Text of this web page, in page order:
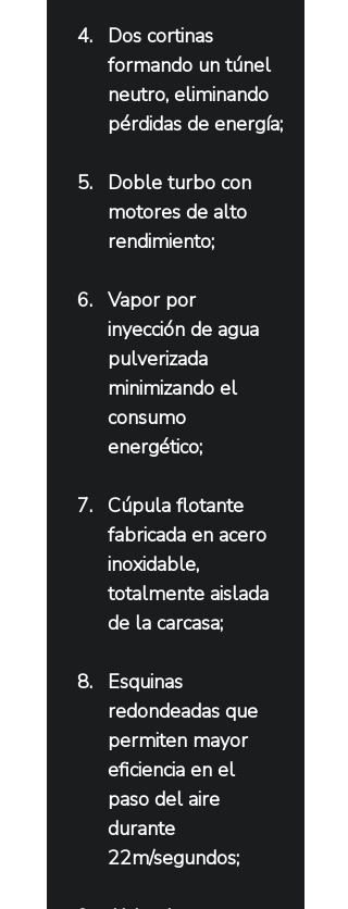
Dos cortinas
formando un túnel
neutro, eliminando
pérdidas de energía;
Doble turbo con
motores de alto
rendimiento;
Vapor por
inyección de agua
pulverizada
minimizando el
consumo
energético;
Cúpula flotante
fabricada en acero
inoxidable,
totalmente aislada
de la carcasa;
Esquinas
redondeadas que
permiten mayor
eficiencia en el
paso del aire
durante
22m/segundos;